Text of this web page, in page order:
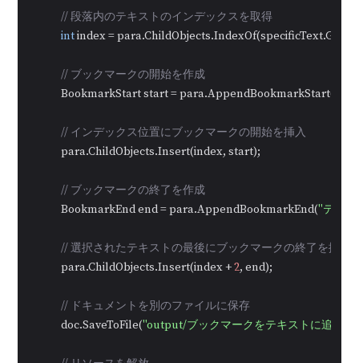
// 段落内のテキストのインデックスを取得
int index =
// ブックマークの開始を作成
            BookmarkStart start = para.AppendBookmarkStart(
// インデックス位置にブックマークの開始を挿入
            para.ChildObjects.Insert(index, start);
// ブックマークの終了を作成
            BookmarkEnd end = para.AppendBookmarkEnd(
"テキ
// 選択されたテキストの最後にブックマークの終了を挿入
            para.ChildObjects.Insert(index +
2, end);
// ドキュメントを別のファイルに保存
            doc.SaveToFile(
"output/ブックマークをテキストに追加